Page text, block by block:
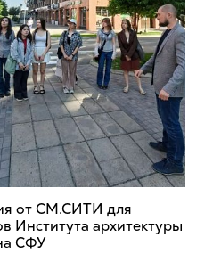
от СМ.СИТИ для
Института архитектуры
СФУ